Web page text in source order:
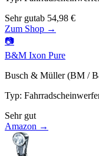
Sehr gutab 54,98 €
Zum Shop →
📷
B&M Ixon Pure
Busch & Müller (BM /
Typ:
Sehr gut
Amazon →